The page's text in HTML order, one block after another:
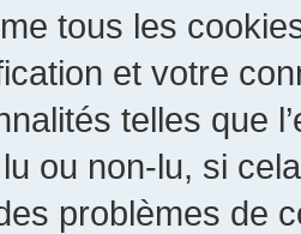
tous les
et votre
telles que
ou non-lu, si
problèmes de